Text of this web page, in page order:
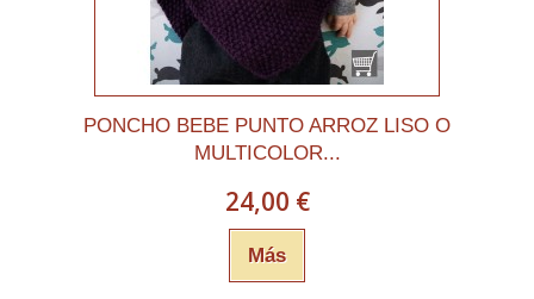
PONCHO BEBE PUNTO ARROZ LISO O
MULTICOLOR...
24,00 €
Más